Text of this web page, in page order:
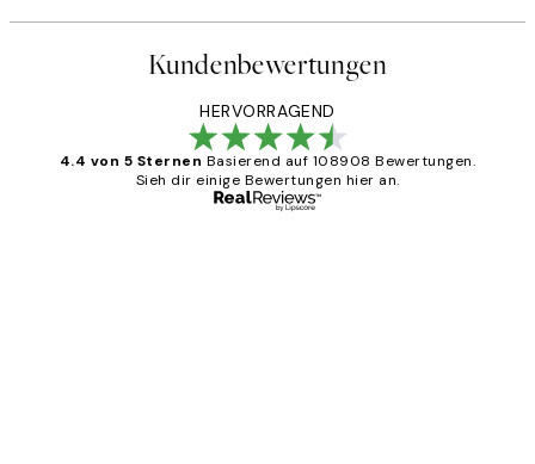
Kundenbewertungen
HERVORRAGEND
4.4 von 5 Sternen Basierend auf 108908 Bewertungen.
Sieh dir einige Bewertungen hier an.